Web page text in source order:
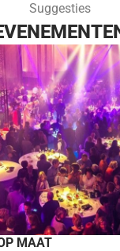
Suggesties
MAAT